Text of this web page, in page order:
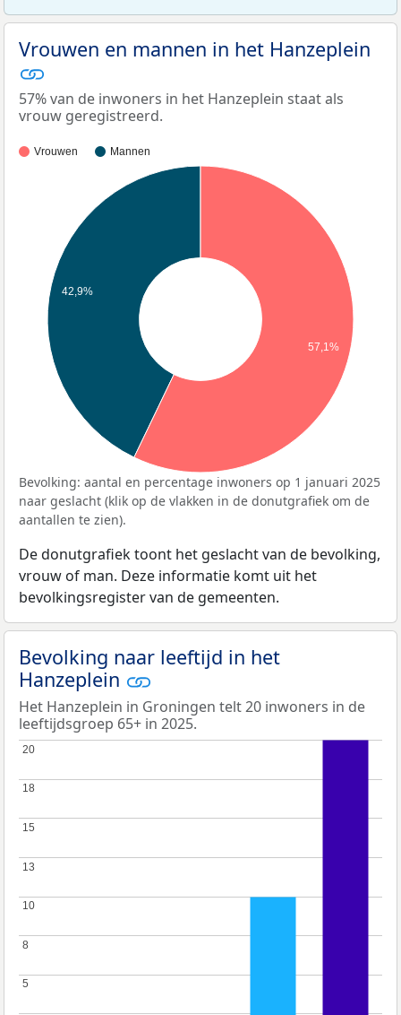
Vrouwen en mannen in het Hanzeplein
57% van de inwoners in het Hanzeplein staat als
vrouw geregistreerd.
Vrouwen Mannen
42,9%
57,1%
Bevolking: aantal en percentage inwoners op 1 januari 2025
naar geslacht (klik op de vlakken in de donutgrafiek om de
aantallen te zien).
De donutgrafiek toont het geslacht van de bevolking,
vrouw of man. Deze informatie komt uit het
bevolkingsregister van de gemeenten.
Bevolking naar leeftijd in het
Hanzeplein
Het Hanzeplein in Groningen telt 20 inwoners in de
leeftijdsgroep 65+ in 2025.
5
5
8
8
10
10
13
13
15
15
18
18
20
20